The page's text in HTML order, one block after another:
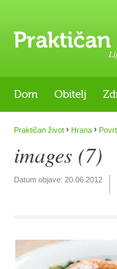
Dom Obitelj
Praktičan život › Hrana ›
images (7)
Datum objave: 20.06.2012